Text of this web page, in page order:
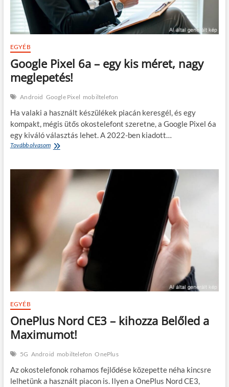
EGYÉB
Google Pixel 6a – egy kis méret, nagy
meglepetés!
Android Google Pixel mobiltelefon
Ha valaki a használt készülékek piacán keresgél, és egy
kompakt, mégis ütős okostelefont szeretne, a Google Pixel 6a
egy kiváló választás lehet. A 2022-ben kiadott…
Tovább olvasomGoogle
egy
EGYÉB
OnePlus Nord CE3 – kihozza Belőled a
Maximumot!
5G Android mobiltelefon OnePlus
Az okostelefonok rohamos fejlődése közepette néha kincsre
lelhetünk a használt piacon is. Ilyen a OnePlus Nord CE3,